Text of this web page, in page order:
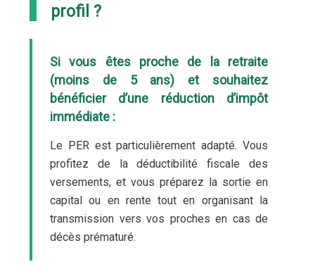
profil ?
Si vous êtes proche de la retraite
(moins de 5 ans) et souhaitez
bénéficier d’une réduction d’impôt
immédiate :
Le PER est particulièrement adapté. Vous
profitez de la déductibilité fiscale des
versements, et vous préparez la sortie en
capital ou en rente tout en organisant la
transmission vers vos proches en cas de
décès prématuré.